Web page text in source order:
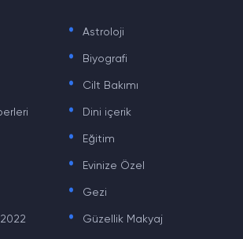
. Astroloji
. Biyografi
. Cilt Bakımı
. Dini içerik
. Eğitim
. Evinize Özel
. Gezi
. Güzellik Makyaj